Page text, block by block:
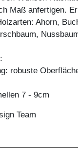
Maß anfertigen.
Ahorn,
robuste
7 - 9cm
Team